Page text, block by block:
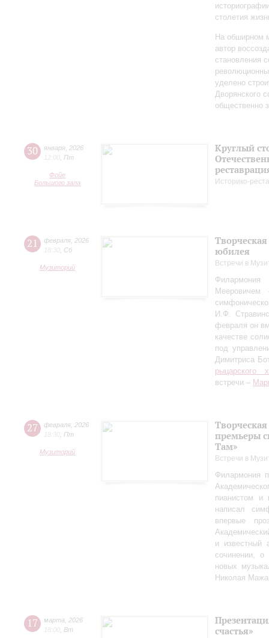
столетия
На обширном
автор
становления
уделено
Дворянского
общественно
30 января 2026
12:00 Пт
Фойе
Большого зала
Круглый
Историко-
21 февраля 2026
18:30 Сб
Музиторий
юбилея
Встречи в
Мееровичем
И.Ф.
февраля он
качестве
под
Димитриса
рыцарского
встречи –
27 февраля 2026
18:30 Пт
Музиторий
премьеры
Там»
Встречи в
Филармония
пианистом и
написал
впервые
и известный
сочинении,
новых
Николая
17 марта
2026
18:00 Вт
счастья»